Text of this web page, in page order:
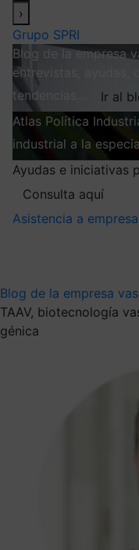
›
Grupo SPRI
Blog de la empresa
entrevistas, ayudas,
tendencias…
Ir al
Atlas Política
industrial a la
Ayudas e iniciativas
Consulta aquí
Asistencia a
Blog de la empresa
TAAV, biotecnología
génica